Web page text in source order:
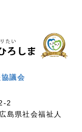
議会
2
島県社会福祉人